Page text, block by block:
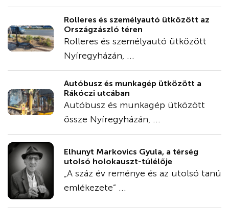
Rolleres és személyautó ütközött az
Országzászló téren
Rolleres és személyautó ütközött
Nyíregyházán, ...
Autóbusz és munkagép ütközött a
Rákóczi utcában
Autóbusz és munkagép ütközött
össze Nyíregyházán, ...
Elhunyt Markovics Gyula, a térség
utolsó holokauszt-túlélője
„A száz év reménye és az utolsó tanú
emlékezete” ...